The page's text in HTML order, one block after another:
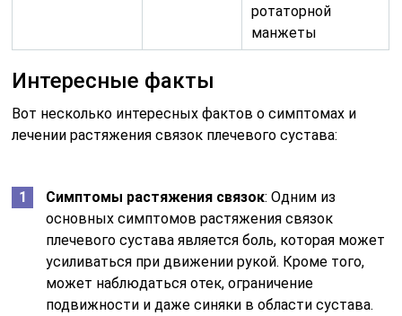
ротаторной
манжеты
Интересные факты
Вот несколько интересных фактов о симптомах и
лечении растяжения связок плечевого сустава:
Симптомы растяжения связок: Одним из
основных симптомов растяжения связок
плечевого сустава является боль, которая может
усиливаться при движении рукой. Кроме того,
может наблюдаться отек, ограничение
подвижности и даже синяки в области сустава.